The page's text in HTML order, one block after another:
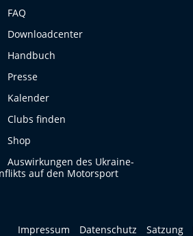
FAQ
Downloadcenter
Handbuch
Presse
Kalender
Clubs finden
Shop
Auswirkungen des Ukraine-
auf den Motorsport
Impressum Datenschutz Satzung